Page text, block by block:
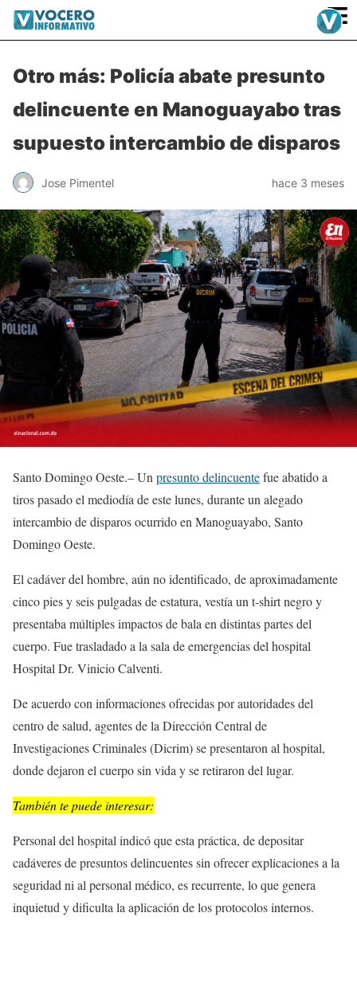
≡
Otro más: Policía abate presunto
delincuente en Manoguayabo tras
supuesto intercambio de disparos
Jose Pimentel hace 3 meses
Santo Domingo Oeste.– Unpresunto delincuentefue abatido a
tiros pasado el mediodía de este lunes, durante un alegado
intercambio de disparos ocurrido en Manoguayabo, Santo
Domingo Oeste.
El cadáver del hombre, aún no identificado, de aproximadamente
cinco pies y seis pulgadas de estatura, vestía un t-shirt negro y
presentaba múltiples impactos de bala en distintas partes del
cuerpo. Fue trasladado a la sala de emergencias del hospital
Hospital Dr. Vinicio Calventi.
De acuerdo con informaciones ofrecidas por autoridades del
centro de salud, agentes de la Dirección Central de
Investigaciones Criminales (Dicrim) se presentaron al hospital,
donde dejaron el cuerpo sin vida y se retiraron del lugar.
También te puede interesar:
Personal del hospital indicó que esta práctica, de depositar
cadáveres de presuntos delincuentes sin ofrecer explicaciones a la
seguridad ni al personal médico, es recurrente, lo que genera
inquietud y dificulta la aplicación de los protocolos internos.